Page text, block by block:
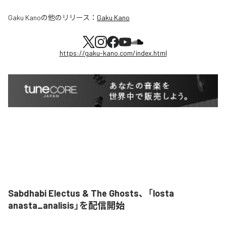
Gaku Kanoの他のリリース： Gaku Kano
https://gaku-kano.com/index.html
Sabdhabi Electus & The Ghosts、「losta
anasta_analisis」を配信開始